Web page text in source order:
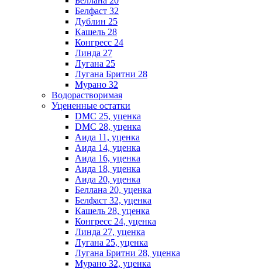
Белфаст 32
Дублин 25
Кашель 28
Конгресс 24
Линда 27
Лугана 25
Лугана Бритни 28
Мурано 32
Водорастворимая
Уцененные остатки
DMC 25, уценка
DMC 28, уценка
Аида 11, уценка
Аида 14, уценка
Аида 16, уценка
Аида 18, уценка
Аида 20, уценка
Беллана 20, уценка
Белфаст 32, уценка
Кашель 28, уценка
Конгресс 24, уценка
Линда 27, уценка
Лугана 25, уценка
Лугана Бритни 28, уценка
Мурано 32, уценка